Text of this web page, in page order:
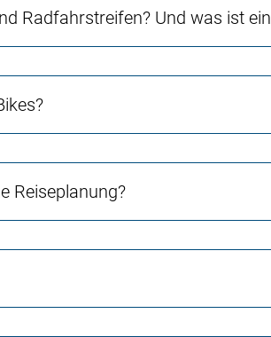
Radfahrstreifen? Und was ist
Reiseplanung?